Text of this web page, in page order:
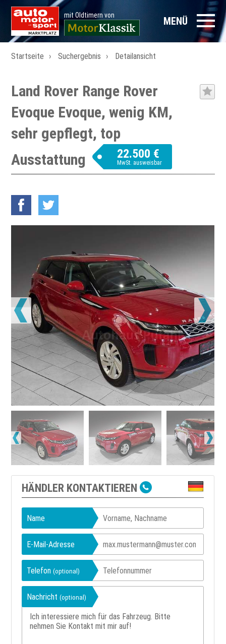
mit Oldtimern von MENÜ
Startseite Suchergebnis Detailansicht
Land Rover Range Rover
Evoque Evoque, wenig KM,
sehr gepflegt, top
Ausstattung
22.500 €
MwSt. ausweisbar
HÄNDLER KONTAKTIEREN
Name
E-Mail-Adresse
Telefon(optional)
Nachricht(optional)